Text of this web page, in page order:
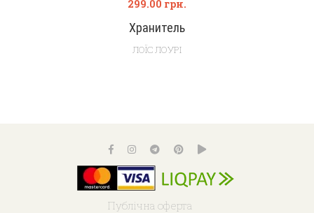
Хранитель
299.00 грн.
ЛОЇС ЛОУРІ
Публічна оферта